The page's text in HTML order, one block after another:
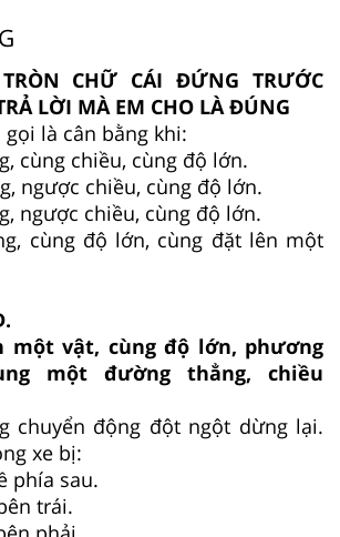
CHỮ CÁI ĐỨNG TRƯỚC
LỜI MÀ EM CHO LÀ ĐÚNG
là cân bằng khi:
cùng chiều, cùng độ lớn.
ngược chiều, cùng độ lớn.
ngược chiều, cùng độ lớn.
cùng độ lớn, cùng đặt lên một
một vật, cùng độ lớn, phương
một đường thẳng, chiều
chuyển động đột ngột dừng lại.
xe bị:
phía sau.
trái.